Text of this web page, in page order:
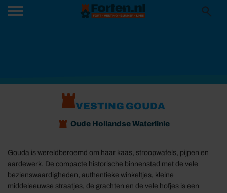
VESTING GOUDA
Oude Hollandse Waterlinie
Gouda is wereldberoemd om haar kaas, stroopwafels, pijpen en
aardewerk. De compacte historische binnenstad met de vele
bezienswaardigheden, authentieke winkeltjes, kleine
middeleeuwse straatjes, de grachten en de vele hofjes is een